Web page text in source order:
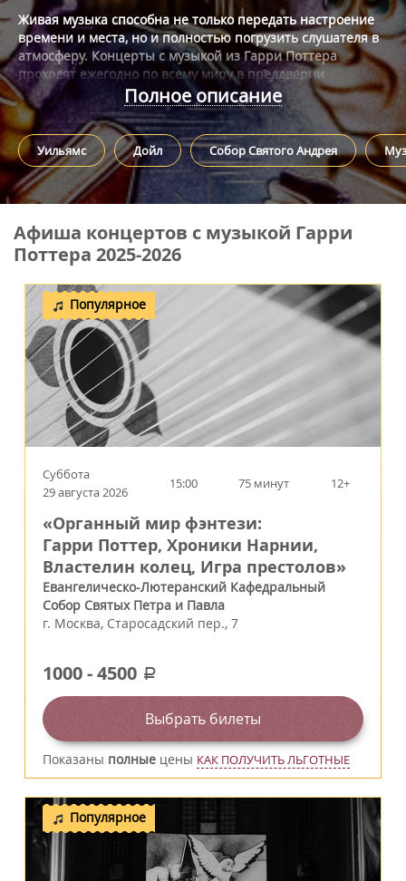
Живая музыка способна не только передать настроение
времени и места, но и полностью погрузить слушателя в
атмосферу. Концерты с музыкой из Гарри Поттера
проходят ежегодно по всему миру в преддверии
праздников осени и зимы. Симфонический оркестр в
2026 году под руководством лучших композиторов и
музыкантов Москвы сделает ваш вечер незабываемым, а
атмосфера «Гарри Поттера» добавит в выступление
чуточку магии и волшебства.
Концерты с живой музыкой стоит хотя бы раз посетить
каждому. Это не только развивает чувство прекрасного у
юного слушателя, но и развивает чуткость и интеллект. А
знакомые саундтреки из серии культовых кинофильмов о
Гарри Поттере сделают прослушивание музыки по-
настоящему захватывающим и увлекательным.
Полное описание
Уильямс Дойл Собор Святого Андрея
Афиша концертов с музыкой Гарри
Поттера 2025-2026
Популярное
Суббота
29 августа 2026
15:00 75 минут 12+
«Органный мир фэнтези:
Гарри Поттер, Хроники Нарнии,
Властелин колец, Игра престолов»
Евангелическо-Лютеранский Кафедральный
Собор Святых Петра и Павла
г. Москва, Старосадский пер., 7
1000-4500 a
Выбрать билеты
Показаны полные цены КАК ПОЛУЧИТЬ ЛЬГОТНЫЕ
Популярное